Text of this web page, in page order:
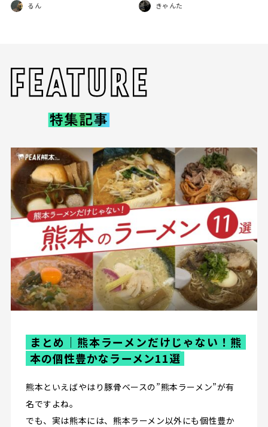
るん きゃんた
まとめ｜熊本ラーメンだけじゃない！熊
本の個性豊かなラーメン11選
熊本といえばやはり豚骨ベースの”熊本ラーメン”が有
名ですよね。
でも、実は熊本には、熊本ラーメン以外にも個性豊か